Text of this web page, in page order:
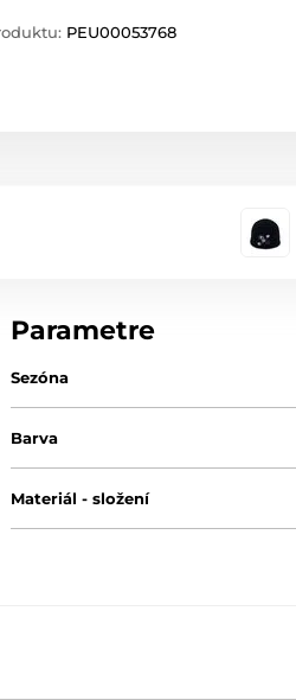
PEU00053768
Parametre
Sezóna
Barva
Materiál - složení